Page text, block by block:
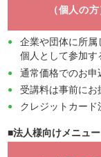
（個人の方
企業や団体に所属
個人として参加す
通常価格でのお申
受講料は事前にお
クレジットカード
■法人様向けメニュー